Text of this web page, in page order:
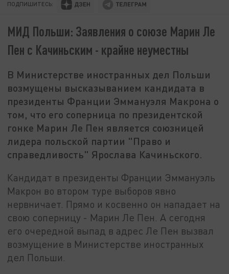
ПОДПИШИТЕСЬ:
МИД Польши: Заявления о союзе Марин Ле
Пен с Качиньским - крайне неуместны
В Министерстве иностранных дел Польши
возмущены высказыванием кандидата в
президенты Франции Эммануэля Макрона о
том, что его соперница по президентской
гонке Марин Ле Пен является союзницей
лидера польской партии "Право и
справедливость" Ярослава Качиньского.
Кандидат в президенты Франции Эммануэль
Макрон во втором туре выборов явно
нервничает. Прямо и косвенно он нападает на
свою соперницу - Марин Ле Пен. А сегодня
его очередной выпад в адрес Ле Пен вызвал
возмущение в Министерстве иностранных
дел Польши.